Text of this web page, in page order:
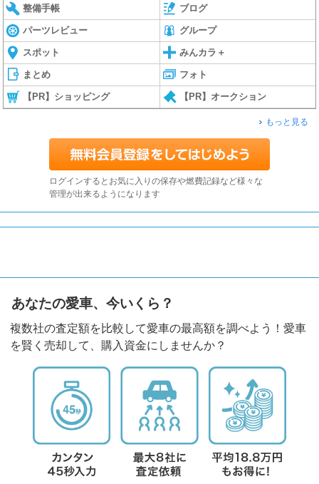
整備手帳 ブログ
パーツレビュー グループ
スポット みんカラ＋
まとめ フォト
【PR】ショッピング 【PR】オークション
もっと見る
ログインするとお気に入りの保存や燃費記録など様々な
管理が出来るようになります
あなたの愛車、今いくら？
複数社の査定額を比較して愛車の最高額を調べよう！愛車
を賢く売却して、購入資金にしませんか？